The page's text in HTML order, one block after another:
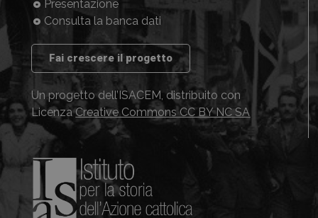
Presentazione
Consulta la banca dati
Fai crescere il progetto
Un progetto dell’ISACEM, distribuito con
LicenzaCreative Commons CC BY NC SA